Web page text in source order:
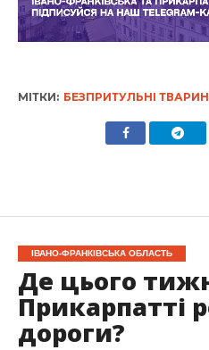
МІТКИ: БЕЗПРИТУЛЬНІ
ІВАНО-ФРАНКІВСЬКА ОБЛАСТЬ
Де цього
Прикарпатті
дороги?